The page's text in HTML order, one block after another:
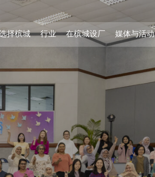
择槟城 行业 在槟城设厂 媒体与活动